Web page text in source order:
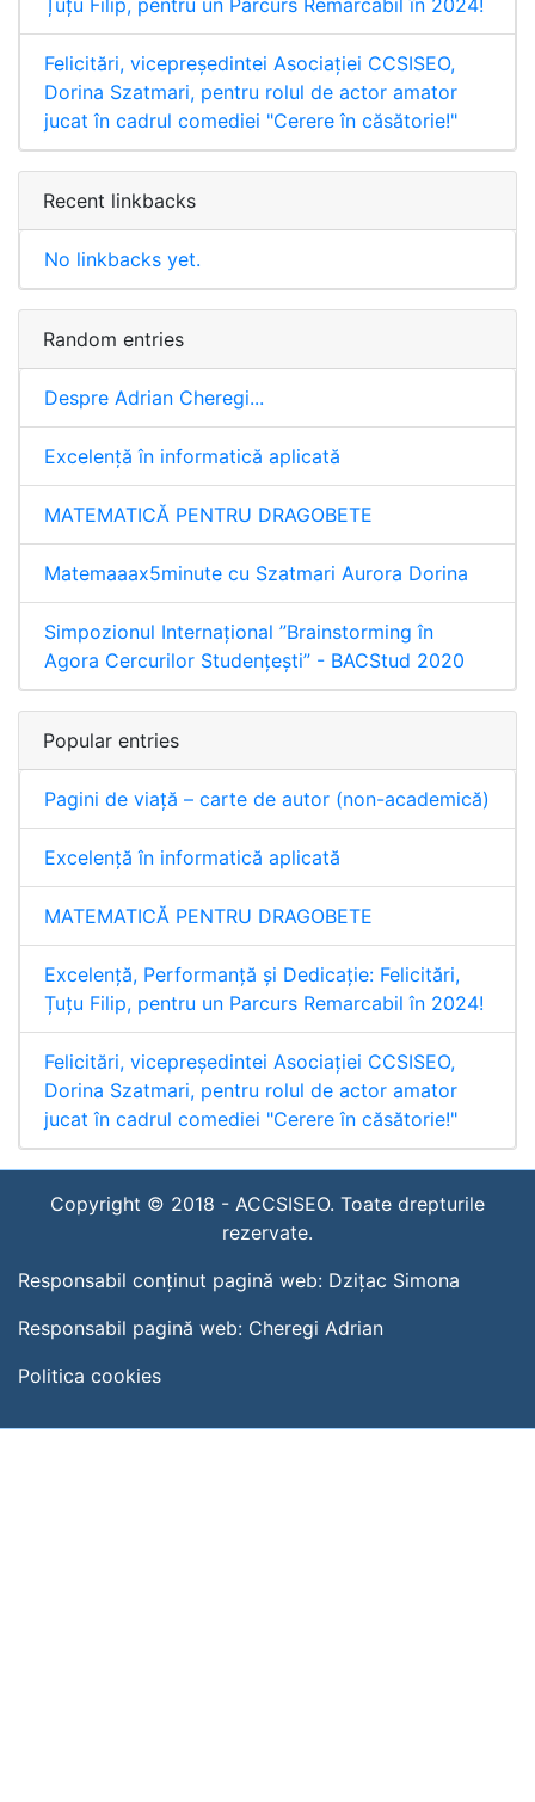
Felicitări, vicepreședintei Asociației CCSISEO,
Dorina Szatmari, pentru rolul de actor amator
jucat în cadrul comediei "Cerere în căsătorie!"
Recent linkbacks
No linkbacks yet.
Random entries
Despre Adrian Cheregi...
Excelență în informatică aplicată
MATEMATICĂ PENTRU DRAGOBETE
Matemaaax5minute cu Szatmari Aurora Dorina
Simpozionul Internaţional ”Brainstorming în
Agora Cercurilor Studențești” - BACStud 2020
Popular entries
Pagini de viață – carte de autor (non-academică)
Excelență în informatică aplicată
MATEMATICĂ PENTRU DRAGOBETE
Excelență, Performanță și Dedicație: Felicitări,
Țuțu Filip, pentru un Parcurs Remarcabil în 2024!
Felicitări, vicepreședintei Asociației CCSISEO,
Dorina Szatmari, pentru rolul de actor amator
jucat în cadrul comediei "Cerere în căsătorie!"
Copyright © 2018 - ACCSISEO. Toate drepturile
rezervate.
Responsabil conținut pagină web: Dzițac Simona
Responsabil pagină web: Cheregi Adrian
Politica cookies